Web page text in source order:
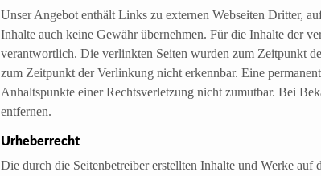
Unser Angebot enthält Links zu externen Webseiten Dritter,
Inhalte auch keine Gewähr übernehmen. Für die Inhalte der
verantwortlich. Die verlinkten Seiten wurden zum Zeitpunkt
zum Zeitpunkt der Verlinkung nicht erkennbar. Eine
Anhaltspunkte einer Rechtsverletzung nicht zumutbar. Bei
entfernen.
Urheberrecht
Die durch die Seitenbetreiber erstellten Inhalte und Werke